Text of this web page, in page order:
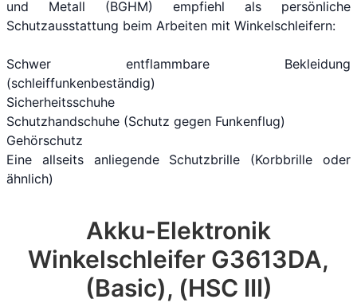
und Metall (BGHM) empfiehl als persönliche
Schutzausstattung beim Arbeiten mit Winkelschleifern:
Schwer entflammbare Bekleidung
(schleiffunkenbeständig)
Sicherheitsschuhe
Schutzhandschuhe (Schutz gegen Funkenflug)
Gehörschutz
Eine allseits anliegende Schutzbrille (Korbbrille oder
ähnlich)
Akku-Elektronik
Winkelschleifer G3613DA,
(Basic), (HSC III)